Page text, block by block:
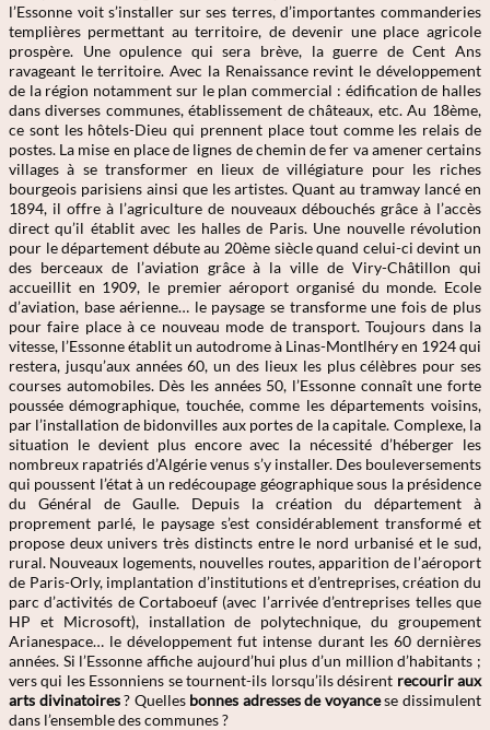
l’Essonne voit s’installer sur ses terres, d’importantes commanderies
templières permettant au territoire, de devenir une place agricole
prospère. Une opulence qui sera brève, la guerre de Cent Ans
ravageant le territoire. Avec la Renaissance revint le développement
de la région notamment sur le plan commercial : édification de halles
dans diverses communes, établissement de châteaux, etc. Au 18ème,
ce sont les hôtels-Dieu qui prennent place tout comme les relais de
postes. La mise en place de lignes de chemin de fer va amener certains
villages à se transformer en lieux de villégiature pour les riches
bourgeois parisiens ainsi que les artistes. Quant au tramway lancé en
1894, il offre à l’agriculture de nouveaux débouchés grâce à l’accès
direct qu’il établit avec les halles de Paris. Une nouvelle révolution
pour le département débute au 20ème siècle quand celui-ci devint un
des berceaux de l’aviation grâce à la ville de Viry-Châtillon qui
accueillit en 1909, le premier aéroport organisé du monde. Ecole
d’aviation, base aérienne… le paysage se transforme une fois de plus
pour faire place à ce nouveau mode de transport. Toujours dans la
vitesse, l’Essonne établit un autodrome à Linas-Montlhéry en 1924 qui
restera, jusqu’aux années 60, un des lieux les plus célèbres pour ses
courses automobiles. Dès les années 50, l’Essonne connaît une forte
poussée démographique, touchée, comme les départements voisins,
par l’installation de bidonvilles aux portes de la capitale. Complexe, la
situation le devient plus encore avec la nécessité d’héberger les
nombreux rapatriés d’Algérie venus s’y installer. Des bouleversements
qui poussent l’état à un redécoupage géographique sous la présidence
du Général de Gaulle. Depuis la création du département à
proprement parlé, le paysage s’est considérablement transformé et
propose deux univers très distincts entre le nord urbanisé et le sud,
rural. Nouveaux logements, nouvelles routes, apparition de l’aéroport
de Paris-Orly, implantation d’institutions et d’entreprises, création du
parc d’activités de Cortaboeuf (avec l’arrivée d’entreprises telles que
HP et Microsoft), installation de polytechnique, du groupement
Arianespace… le développement fut intense durant les 60 dernières
années. Si l’Essonne affiche aujourd’hui plus d’un million d’habitants ;
vers qui les Essonniens se tournent-ils lorsqu’ils désirent recourir aux
arts divinatoires? Quelles bonnes adresses de voyancese dissimulent
dans l’ensemble des communes ?